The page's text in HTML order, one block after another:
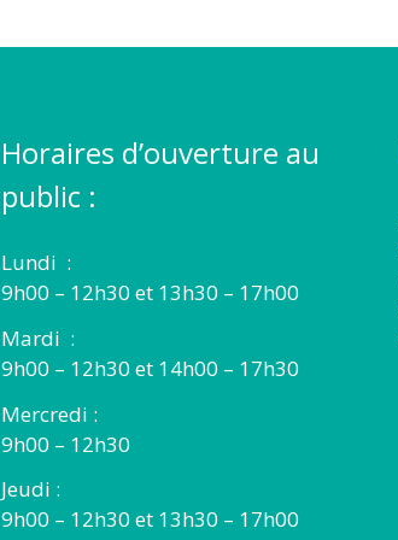
Horaires d’ouverture au
public :
Lundi :
9h00 – 12h30 et 13h30 – 17h00
Mardi :
9h00 – 12h30 et 14h00 – 17h30
Mercredi :
9h00 – 12h30
Jeudi :
9h00 – 12h30 et 13h30 – 17h00